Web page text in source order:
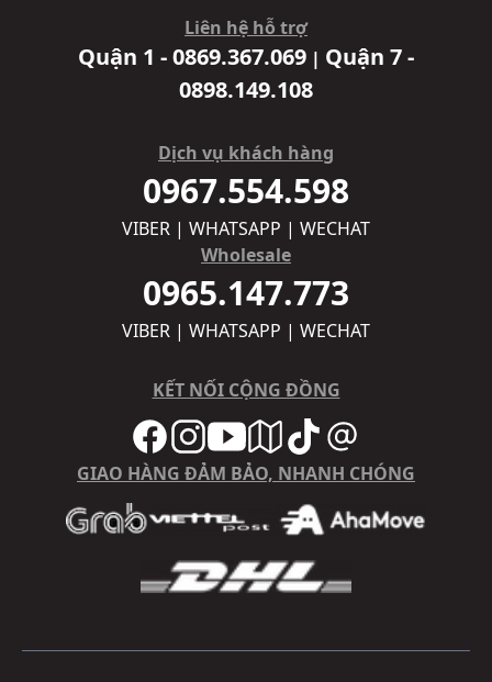
Liên hệ hỗ trợ
Quận 1 - 0869.367.069 | Quận 7 -
0898.149.108
Dịch vụ khách hàng
0967.554.598
VIBER | WHATSAPP | WECHAT
Wholesale
0965.147.773
VIBER | WHATSAPP | WECHAT
KẾT NỐI CỘNG ĐỒNG
GIAO HÀNG ĐẢM BẢO, NHANH CHÓNG